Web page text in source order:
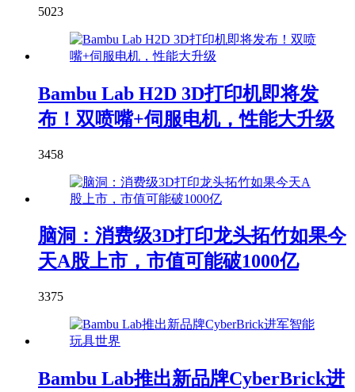
5023
Bambu Lab H2D 3D打印机即将发
布！双喷嘴+伺服电机，性能大升级
3458
脑洞：消费级3D打印龙头拓竹如果今
天A股上市，市值可能破1000亿
3375
Bambu Lab推出新品牌CyberBrick进